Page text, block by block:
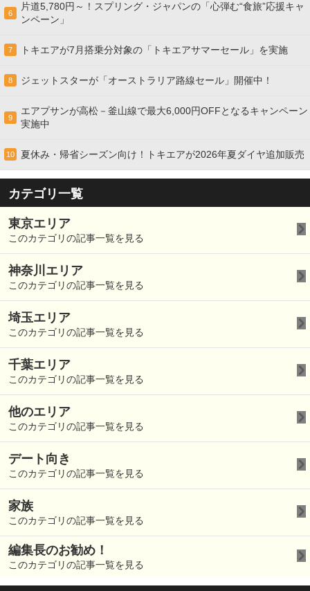
6
片道5,780円～！スプリング・ジャパンの「心弾む“食旅”応援キャ
ンペーン」
7 トキエアが7月搭乗分対象の「トキエアサマーセール」を実施
8 ジェットスターが「オーストラリア路線セール」開催中！
9
エアプサンが高松－釜山線で最大6,000円OFFとなるキャンペーン
実施中
10 夏休み・帰省シーズン向け！トキエアが2026年夏ダイヤ追加販売
カテゴリ一覧
東京エリア
このカテゴリの記事一覧を見る
神奈川エリア
このカテゴリの記事一覧を見る
埼玉エリア
このカテゴリの記事一覧を見る
千葉エリア
このカテゴリの記事一覧を見る
他のエリア
このカテゴリの記事一覧を見る
デート向き
このカテゴリの記事一覧を見る
家族
このカテゴリの記事一覧を見る
編集長のお勧め！
このカテゴリの記事一覧を見る